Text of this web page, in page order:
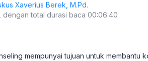
Xaverius Berek, M.Pd.
total durasi baca 00:06:40
mempunyai tujuan untuk membantu